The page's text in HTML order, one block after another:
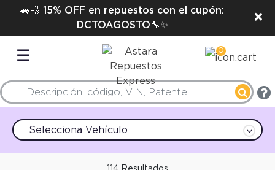
🚗💨 15% OFF en repuestos con el cupón:
DCTOAGOSTO🔧✨
×
☰ 0
Selecciona Vehículo